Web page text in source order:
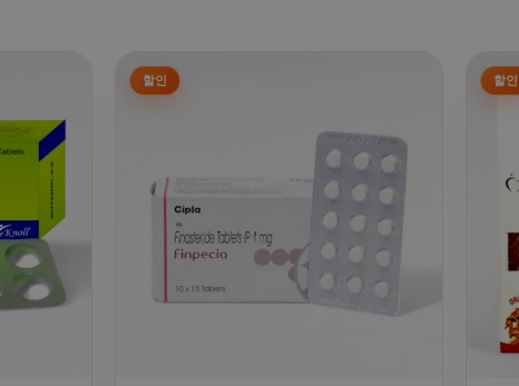
니다
습니다. 상품 페이지에서 옵션을 선택할 수 있습니다
여러 상품 옵션이 이 상품에 있습니다. 상품 페이
여